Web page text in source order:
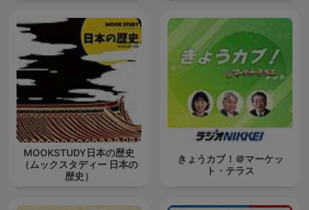
MOOKSTUDY日本の歴史
（ムックスタディー 日本の
歴史）
きょうカブ！＠マーケッ
ト・テラス